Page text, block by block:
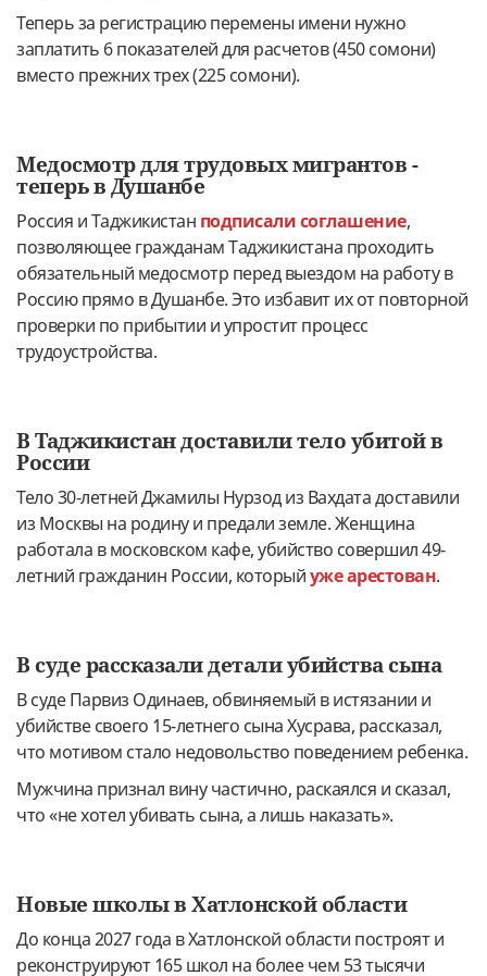
Теперь за регистрацию перемены имени нужно
заплатить 6 показателей для расчетов (450 сомони)
вместо прежних трех (225 сомони).
Медосмотр для трудовых мигрантов -
теперь в Душанбе
Россия и Таджикистан подписали соглашение,
позволяющее гражданам Таджикистана проходить
обязательный медосмотр перед выездом на работу в
Россию прямо в Душанбе. Это избавит их от повторной
проверки по прибытии и упростит процесс
трудоустройства.
В Таджикистан доставили тело убитой в
России
Тело 30-летней Джамилы Нурзод из Вахдата доставили
из Москвы на родину и предали земле. Женщина
работала в московском кафе, убийство совершил 49-
летний гражданин России, которыйуже арестован.
В суде рассказали детали убийства сына
В суде Парвиз Одинаев, обвиняемый в истязании и
убийстве своего 15-летнего сына Хусрава, рассказал,
что мотивом стало недовольство поведением ребенка.
Мужчина признал вину частично, раскаялся и сказал,
что «не хотел убивать сына, а лишь наказать».
Новые школы в Хатлонской области
До конца 2027 года в Хатлонской области построят и
реконструируют 165 школ на более чем 53 тысячи